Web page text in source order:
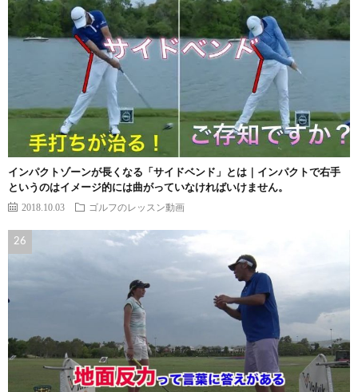
インパクトゾーンが長くなる「サイドベンド」とは｜インパクトで右手
というのはイメージ的には曲がっていなければいけません。
2018.10.03 ゴルフのレッスン動画